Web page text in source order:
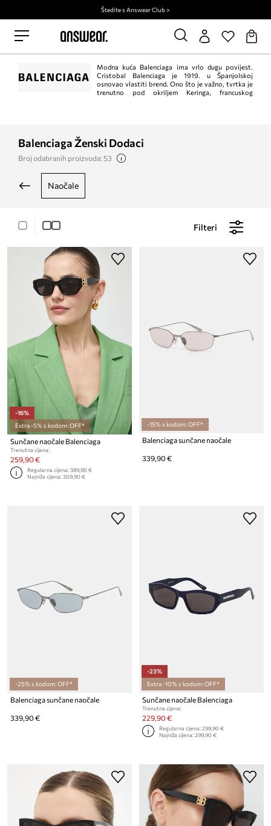
Štedite s Answear Club >
Modna kuća Balenciaga ima vrlo dugu povijest.
Cristobal Balenciaga je 1919. u Španjolskoj
osnovao vlastiti brend. Ono što je važno, tvrtka je
trenutno pod okriljem Keringa, francuskog
Balenciaga Ženski Dodaci
Broj odabranih proizvoda: 53
naočale
Filteri
-16%
Extra -5% s kodom: OFF*
Sunčane naočale Balenciaga
Trenutna cijena:
259,90 €
Regularna cijena:389,90 €
Najniža cijena:309,90 €
-15% s kodom: OFF*
Balenciaga sunčane naočale
339,90 €
-25% s kodom: OFF*
Balenciaga sunčane naočale
339,90 €
-23%
Extra -10% s kodom: OFF*
Sunčane naočale Balenciaga
Trenutna cijena:
229,90 €
Regularna cijena:299,90 €
Najniža cijena:299,90 €